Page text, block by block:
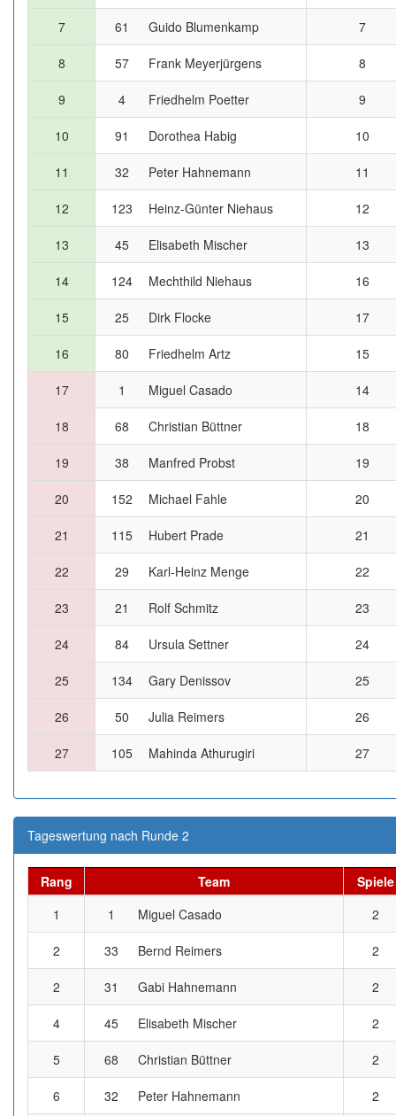
7 61 Guido Blumenkamp 7
8 57 Frank Meyerjürgens 8
9 4 Friedhelm Poetter 9
10 91 Dorothea Habig 10
11 32 Peter Hahnemann 11
12 123 Heinz-Günter Niehaus 12
13 45 Elisabeth Mischer 13
14 124 Mechthild Niehaus 16
15 25 Dirk Flocke 17
16 80 Friedhelm Artz 15
17 1 Miguel Casado 14
18 68 Christian Büttner 18
19 38 Manfred Probst 19
20 152 Michael Fahle 20
21 115 Hubert Prade 21
22 29 Karl-Heinz Menge 22
23 21 Rolf Schmitz 23
24 84 Ursula Settner 24
25 134 Gary Denissov 25
26 50 Julia Reimers 26
27 105 Mahinda Athurugiri 27
Tageswertung nach Runde 2
Rang Team
Spiele
1
1 Miguel Casado 2
2 33 Bernd Reimers 2
2 31 Gabi Hahnemann 2
4 45 Elisabeth Mischer 2
5 68 Christian Büttner 2
6 32 Peter Hahnemann 2